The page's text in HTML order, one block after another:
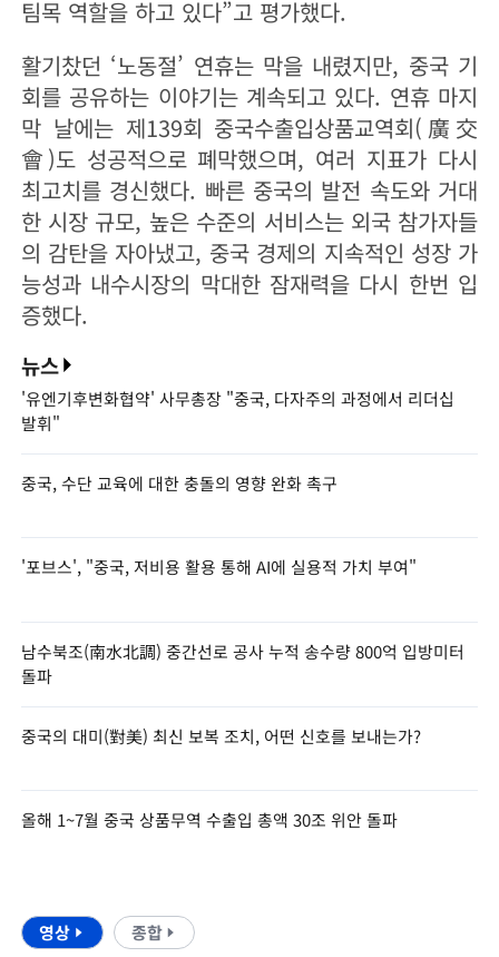
팀목 역할을 하고 있다”고 평가했다.
활기찼던 ‘노동절’ 연휴는 막을 내렸지만, 중국 기
회를 공유하는 이야기는 계속되고 있다. 연휴 마지
막 날에는 제139회 중국수출입상품교역회(廣交
會)도 성공적으로 폐막했으며, 여러 지표가 다시
최고치를 경신했다. 빠른 중국의 발전 속도와 거대
한 시장 규모, 높은 수준의 서비스는 외국 참가자들
의 감탄을 자아냈고, 중국 경제의 지속적인 성장 가
능성과 내수시장의 막대한 잠재력을 다시 한번 입
증했다.
뉴스
'유엔기후변화협약' 사무총장 "중국, 다자주의 과정에서 리더십
발휘"
중국, 수단 교육에 대한 충돌의 영향 완화 촉구
'포브스', "중국, 저비용 활용 통해 AI에 실용적 가치 부여"
남수북조(南水北調) 중간선로 공사 누적 송수량 800억 입방미터
돌파
중국의 대미(對美) 최신 보복 조치, 어떤 신호를 보내는가?
올해 1~7월 중국 상품무역 수출입 총액 30조 위안 돌파
영상 종합